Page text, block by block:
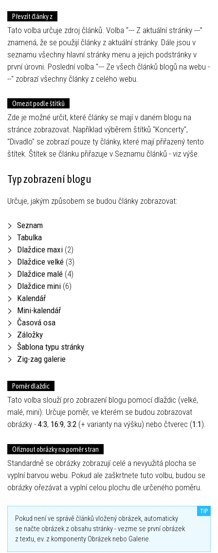
Převzít články z
Tato volba určuje zdroj článků. Volba “--- Z aktuální stránky ---”
znamená, že se použijí články z aktuální stránky. Dále jsou v
seznamu všechny hlavní stránky menu a jejich podstránky v
první úrovni. Poslední volba "--- Ze všech článků blogů na webu -
--" zobrazí všechny články z celého webu.
Omezit podle štítků
Zde je možné určit, které články se mají v daném blogu na
stránce zobrazovat. Například výběrem štítků "Koncerty",
"Divadlo" se zobrazí pouze ty články, které mají přiřazený tento
štítek. Štítek se článku přiřazuje v Seznamu článků - viz výše.
Typ zobrazení blogu
Určuje, jakým způsobem se budou články zobrazovat:
Seznam
Tabulka
Dlaždice maxi (2)
Dlaždice velké (3)
Dlaždice malé (4)
Dlaždice mini (6)
Kalendář
Mini-kalendář
Časová osa
Záložky
Šablona typu stránky
Zig-zag galerie
Poměr dlaždic
Tato volba slouží pro zobrazení blogu pomocí dlaždic (velké,
malé, mini). Určuje poměr, ve kterém se budou zobrazovat
obrázky - 4:3, 16:9, 3:2 (+ varianty na výšku) nebo čtverec (1:1).
Oříznout obrázky na poměr stran
Standardně se obrázky zobrazují celé a nevyužitá plocha se
vyplní barvou webu. Pokud ale zaškrtnete tuto volbu, budou se
obrázky ořezávat a vyplní celou plochu dle určeného poměru.
Pokud není ve správě článků vložený obrázek, automaticky
se načte obrázek z obsahu stránky - vezme se první obrázek
z textu, ev. z komponenty Obrázek nebo Galerie.